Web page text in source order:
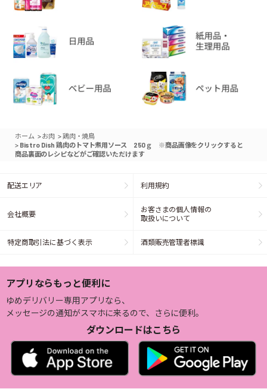
ホーム >お肉 >鶏肉・焼鳥
> Bistro Dish 鶏肉のトマト煮用ソース 250ｇ ※商品画像をクリックすると
商品裏面のレシピなどがご確認いただけます
配送エリア 利用規約
会社概要
お客さまの個人情報の
取扱いについて
特定商取引法に基づく表示 酒類販売管理者標識
アプリならもっと便利に
ゆめデリバリー専用アプリなら、
メッセージの通知がスマホに来るので、さらに便利。
ダウンロードはこちら